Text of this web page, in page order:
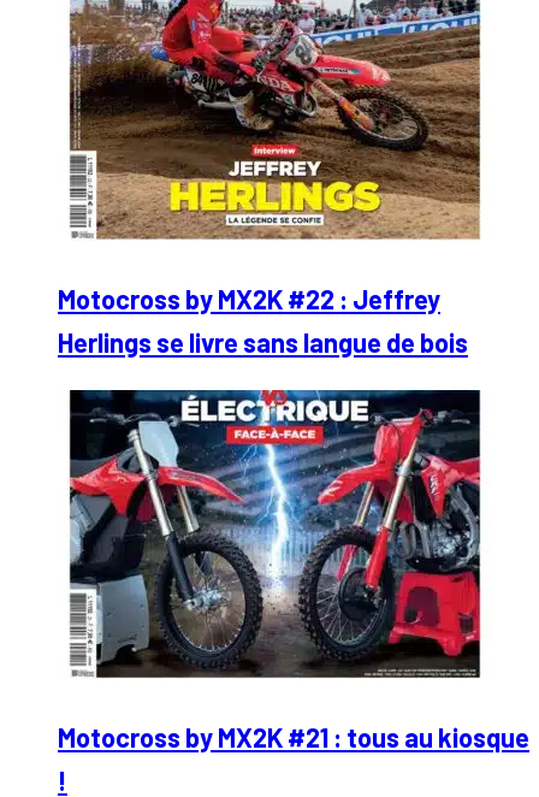
Motocross by MX2K #22 : Jeffrey
Herlings se livre sans langue de bois
Motocross by MX2K #21 : tous au kiosque
!